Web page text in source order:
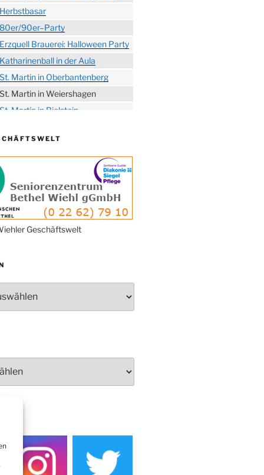
90er–Party
Brauerei: Halloween Party
in der Aula
Martin in Oberbantenberg
Martin in Weiershagen
Martin in Bielstein
der Tollitäten
Bielsteiner Männerchor
am Ehrenmal
an der
Kirche
Frauenchor
im Ev. Gemeindehaus
Burghaus
rund um die
Geschäftswelt